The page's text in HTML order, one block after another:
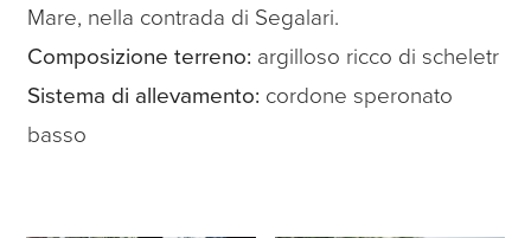
Mare, nella contrada di Segalari.
Composizione terreno: argilloso ricco di scheletr
Sistema di allevamento: cordone speronato
basso